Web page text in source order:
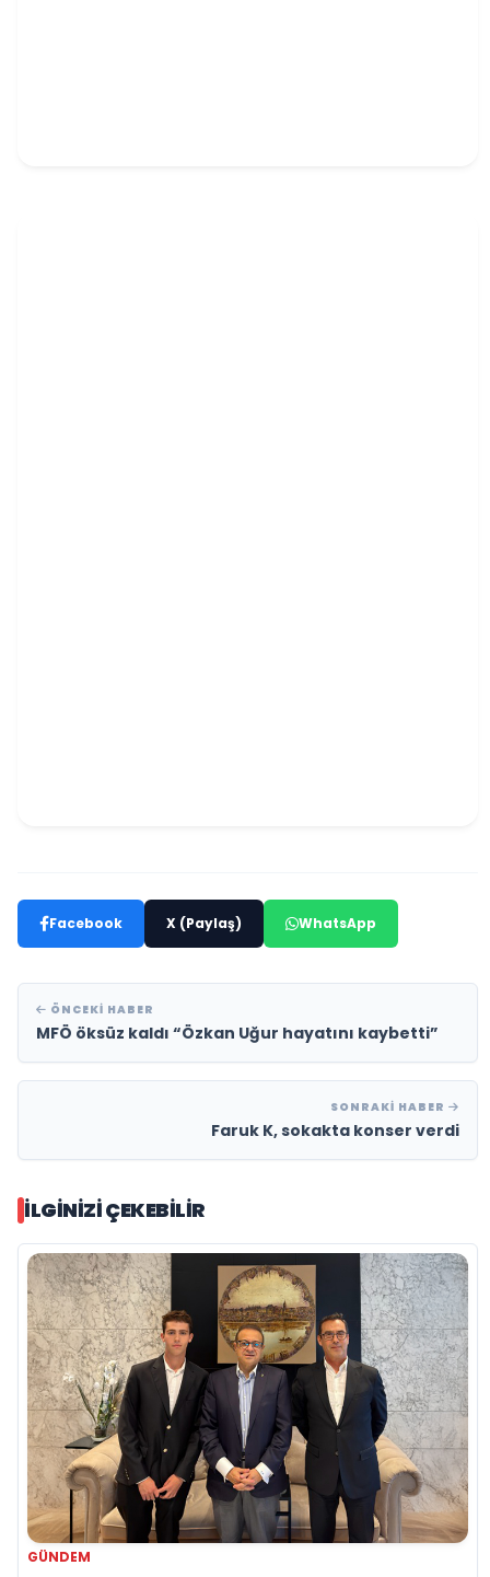
Facebook X (Paylaş) WhatsApp
ÖNCEKI HABER
MFÖ öksüz kaldı “Özkan Uğur hayatını kaybetti”
SONRAKI HABER
Faruk K, sokakta konser verdi
İLGINIZI ÇEKEBILIR
GÜNDEM